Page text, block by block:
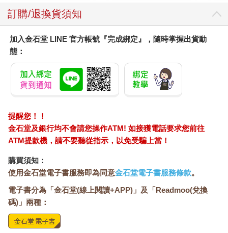
訂購/退換貨須知
加入金石堂 LINE 官方帳號『完成綁定』，隨時掌握出貨動
態：
提醒您！！
金石堂及銀行均不會請您操作ATM! 如接獲電話要求您前往
ATM提款機，請不要聽從指示，以免受騙上當！
購買須知：
使用金石堂電子書服務即為同意金石堂電子書服務條款。
電子書分為「金石堂(線上閱讀+APP)」及「Readmoo(兌換
碼)」兩種：